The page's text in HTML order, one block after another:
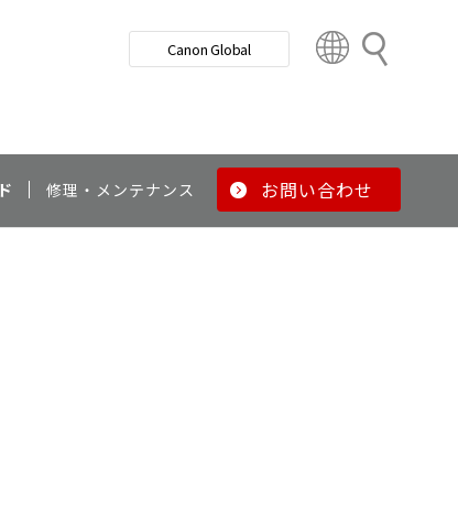
検
Canon Global
t
y
修理・メンテナンス お問い合わせ